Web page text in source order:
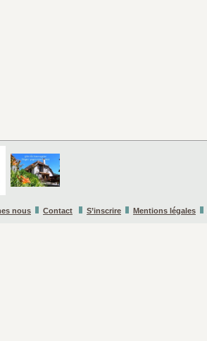
nous Contact S’inscrire Mentions légales